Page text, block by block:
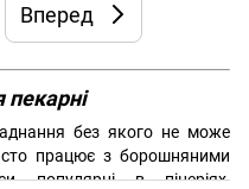
Вперед
пекарні
без якого не може
працює з борошняними
популярні в піцеріях,